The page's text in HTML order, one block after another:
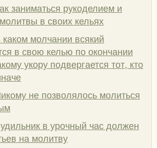
заниматься рукоделием и
в своих кельях
молчании всякий
в свою келью по окончании
укору подвергается тот, кто
не позволялось молиться
в урочный час должен
на молитву